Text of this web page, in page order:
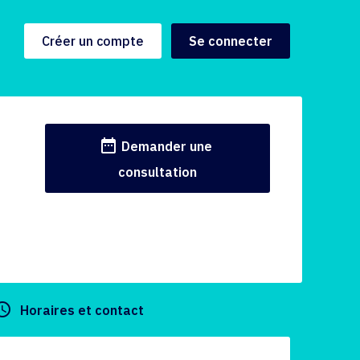
Créer un compte Se connecter
date_range Demander une
consultation
Horaires et contact